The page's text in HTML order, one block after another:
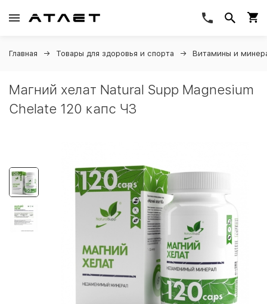
Главная Товары для здоровья и спорта Витамины и
Магний хелат Natural Supp Magnesium
Chelate 120 капс ЧЗ